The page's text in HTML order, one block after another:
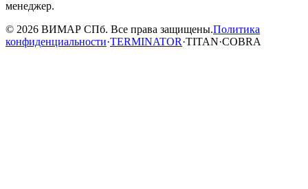
менеджер.
© 2026 ВИМАР СПб. Все права защищены.Политика
конфиденциальности·TERMINATOR·TITAN·COBRA